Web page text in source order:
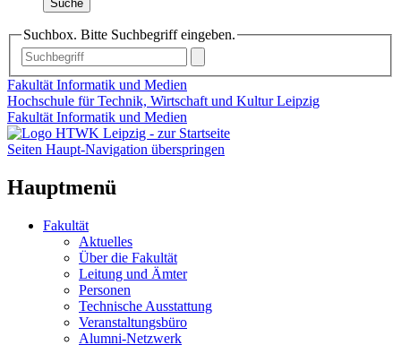
Suche
Suchbox. Bitte Suchbegriff eingeben.
Fakultät Informatik und Medien
Hochschule für Technik, Wirtschaft und Kultur Leipzig
Fakultät Informatik und Medien
Seiten Haupt-Navigation überspringen
Hauptmenü
Fakultät
Aktuelles
Über die Fakultät
Leitung und Ämter
Personen
Technische Ausstattung
Veranstaltungsbüro
Alumni-Netzwerk